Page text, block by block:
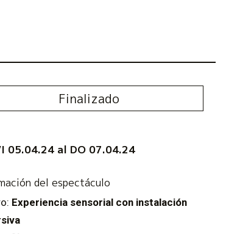
Finalizado
05.04.24 al DO 07.04.24
del espectáculo
Experiencia sensorial con instalación